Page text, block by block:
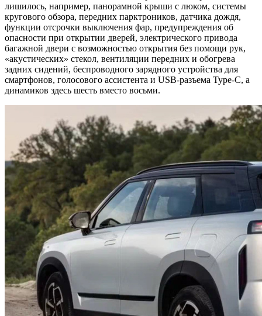
лишилось, например, панорамной крыши с люком, системы
кругового обзора, передних парктроников, датчика дождя,
функции отсрочки выключения фар, предупреждения об
опасности при открытии дверей, электрического привода
багажной двери с возможностью открытия без помощи рук,
«акустических» стекол, вентиляции передних и обогрева
задних сидений, беспроводного зарядного устройства для
смартфонов, голосового ассистента и USB-разъема Type-C, а
динамиков здесь шесть вместо восьми.